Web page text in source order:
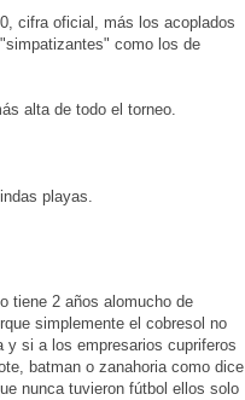
cifra oficial, más los acoplados
como los de
alta de todo el torneo.
playas.
tiene 2 años alomucho de
simplemente el cobresol no
y si a los empresarios cupriferos
batman o zanahoria como dice
nunca tuvieron fútbol ellos solo